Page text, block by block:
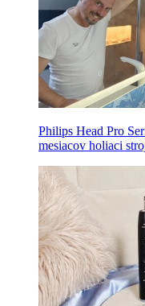
Philips Head Pro
mesiacov holiaci